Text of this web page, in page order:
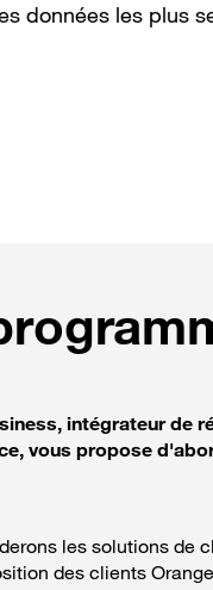
données les plus
intégrateur de
vous propose
les solutions de
des clients